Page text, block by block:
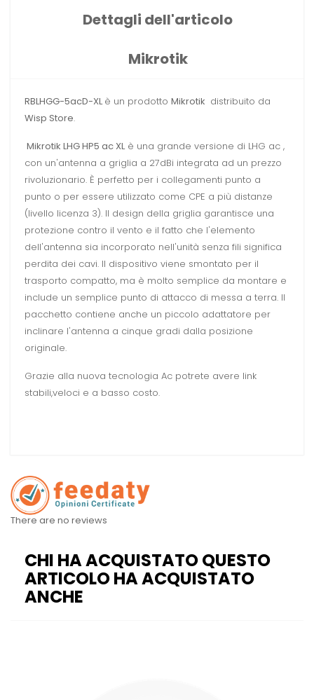
Dettagli dell'articolo
Mikrotik
RBLHGG-5acD-XLè un prodotto Mikrotik distribuito da
Wisp Store.
Mikrotik LHG HP5 ac XLè una grande versione di LHG ac ,
con un'antenna a griglia a 27dBi integrata ad un prezzo
rivoluzionario. È perfetto per i collegamenti punto a
punto o per essere utilizzato come CPE a più distanze
(livello licenza 3). Il design della griglia garantisce una
protezione contro il vento e il fatto che l'elemento
dell'antenna sia incorporato nell'unità senza fili significa
perdita dei cavi. Il dispositivo viene smontato per il
trasporto compatto, ma è molto semplice da montare e
include un semplice punto di attacco di messa a terra. Il
pacchetto contiene anche un piccolo adattatore per
inclinare l'antenna a cinque gradi dalla posizione
originale.
Grazie alla nuova tecnologia Ac potrete avere link
stabili,veloci e a basso costo.
There are no reviews
CHI HA ACQUISTATO QUESTO
ARTICOLO HA ACQUISTATO
ANCHE